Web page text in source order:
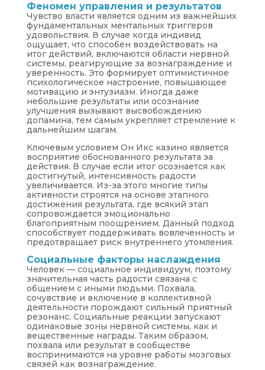
Феномен управления и результатов
Чувство власти является одним из важнейших
фундаментальных ментальных триггеров
удовольствия. В случае когда индивид
ощущает, что способен воздействовать на
итог действий, включаются области нервной
системы, реагирующие за вознаграждение и
уверенность. Это формирует оптимистичное
психологическое настроение, повышающее
мотивацию и энтузиазм. Иногда даже
небольшие результаты или осознание
улучшения вызывают высвобождению
допамина, тем самым укрепляет стремление к
дальнейшим шагам.
Ключевым условием Он Икс казино является
восприятие обоснованного результата за
действия. В случае если итог осознается как
достигнутый, интенсивность радости
увеличивается. Из-за этого многие типы
активности строятся на основе этапного
достижения результата, где всякий этап
сопровождается эмоционально
благоприятным поощрением. Данный подход
способствует поддерживать вовлеченность и
предотвращает риск внутреннего утомления.
Социальные факторы наслаждения
Человек — социальное индивидуум, поэтому
значительная часть радости связана с
общением с иными людьми. Похвала,
сочувствие и включение в коллективной
деятельности порождают сильный приятный
резонанс. Социальные реакции запускают
одинаковые зоны нервной системы, как и
вещественные награды. Таким образом,
похвала или результат в сообществе
воспринимаются на уровне работы мозговых
связей как вознаграждение.